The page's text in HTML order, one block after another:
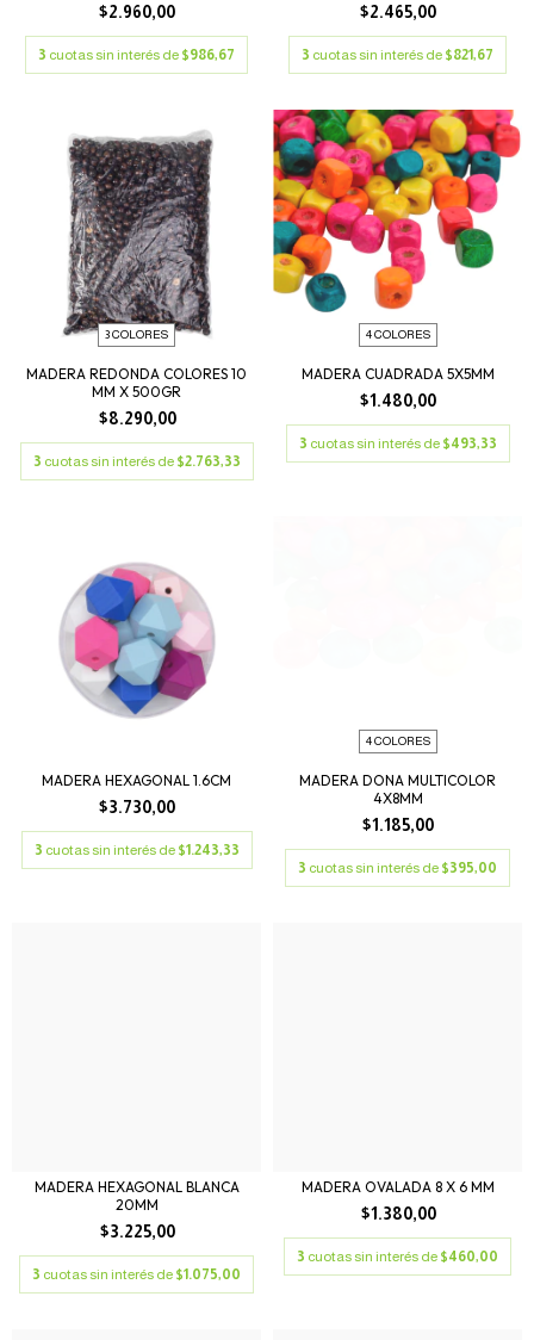
$2.960,00
3 cuotas sin interés de $986,67
$2.465,00
3 cuotas sin interés de $821,67
3 COLORES
MADERA REDONDA COLORES 10
MM X 500GR
$8.290,00
3 cuotas sin interés de $2.763,33
4 COLORES
MADERA CUADRADA 5X5MM
$1.480,00
3 cuotas sin interés de $493,33
MADERA HEXAGONAL 1.6CM
$3.730,00
3 cuotas sin interés de $1.243,33
4 COLORES
MADERA DONA MULTICOLOR
4X8MM
$1.185,00
3 cuotas sin interés de $395,00
MADERA HEXAGONAL BLANCA
20MM
$3.225,00
3 cuotas sin interés de $1.075,00
MADERA OVALADA 8 X 6 MM
$1.380,00
3 cuotas sin interés de $460,00